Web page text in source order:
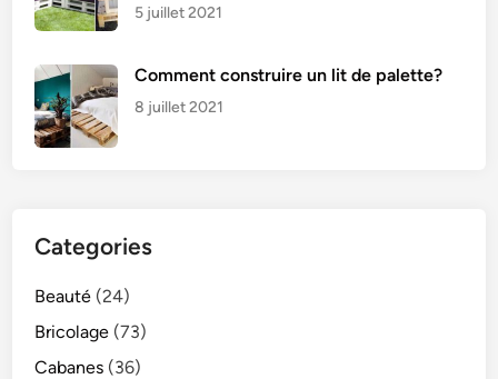
5 juillet 2021
Comment construire un lit de palette?
8 juillet 2021
Categories
Beauté (24)
Bricolage (73)
Cabanes (36)